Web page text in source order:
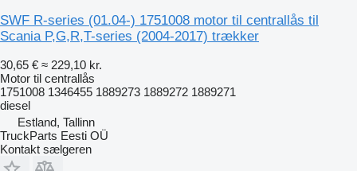
SWF R-series (01.04-) 1751008 motor til centrallås til
Scania P,G,R,T-series (2004-2017) trækker
30,65 € ≈ 229,10 kr.
Motor til centrallås
1751008 1346455 1889273 1889272 1889271
diesel
Estland, Tallinn
TruckParts Eesti OÜ
Kontakt sælgeren